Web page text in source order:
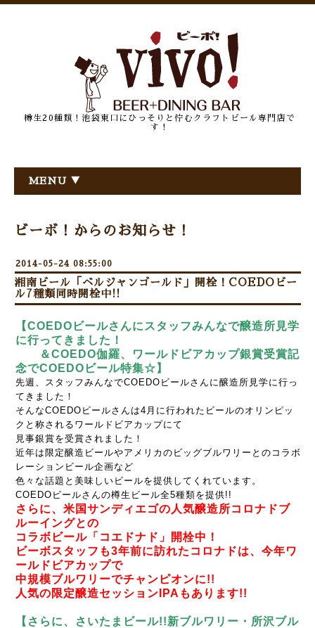
樽生20種類！池袋東口にひっそりと佇むクラフトビール専門店で
す！
MENU ▼
ビーボ！からのお知らせ！
2014-05-24 08:55:00
湘南ビール「ベルジャンゴールド」開栓！COEDOビー
ル7種類同時開栓中!!
【COEDOビールさんにスタッフみんなで醸造所見学
に行ってきました！
＆COEDO伽羅、ワールドビアカップ銀賞受賞記
念でCOEDOビール特集☆】
先週、スタッフみんなでCOEDOビールさんに醸造所見学に行っ
てきました！
そんなCOEDOビールさんは4月に行われたビールのオリンピッ
クと称されるワールドビアカップにて
見事銀賞を受賞されました！
近年は限定醸造ビールやアメリカのビッグブルワリーとのコラボ
レーションビール企画など
色々な話題と美味しいビールを提供してくれています。
COEDOビールさんの樽生ビール全5種類を提供!!
さらに、米国サンディエゴの人気醸造所コロナドブ
ルーイングとの
コラボビール「 コエドナド」開栓中！
ビーボスタッフも3年前に訪れたコロナドは、今年ワ
ールドビアカップで
中規模ブルワリーでチャンピオンに!!
人気の限定醸造セッションIPAもあります!!
【さらに、さいたまビール!!新ブルワリー・所沢ブル